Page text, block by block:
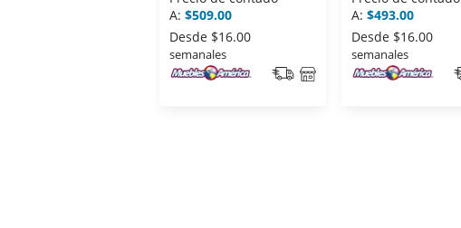
A: $509.00
Desde $16.00
semanales
A: $493.00
Desde $16.00
semanales